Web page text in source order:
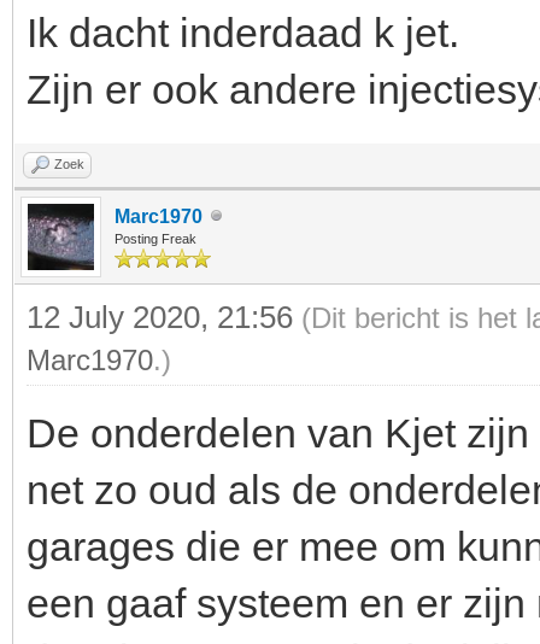
Ik dacht inderdaad k jet.
Zijn er ook andere
Zoek
Marc1970
Posting Freak
12 July 2020, 21:56 (Dit bericht is het
Marc1970.)
De onderdelen van Kjet
net zo oud als de
garages die er mee om
een gaaf systeem en er